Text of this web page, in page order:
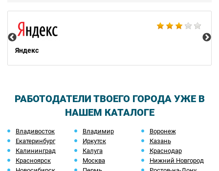
Яндекс
РАБОТОДАТЕЛИ ТВОЕГО ГОРОДА УЖЕ В
НАШЕМ КАТАЛОГЕ
Владивосток Владимир
Воронеж
Екатеринбург
Иркутск
Казань
Калининград
Калуга
Краснодар
Красноярск
Москва
Нижний Новгород